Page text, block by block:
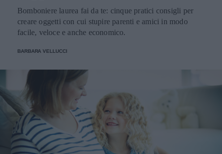
Bomboniere laurea fai da te: cinque pratici consigli per
creare oggetti con cui stupire parenti e amici in modo
facile, veloce e anche economico.
BARBARA VELLUCCI